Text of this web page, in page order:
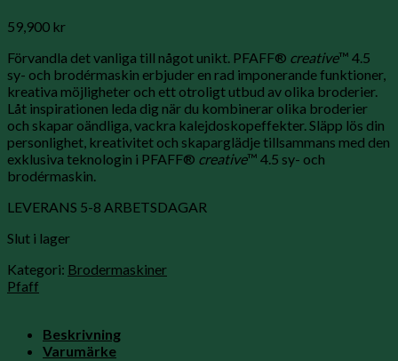
59,900 kr
Förvandla det vanliga till något unikt. PFAFF® creative™ 4.5
sy- och brodérmaskin erbjuder en rad imponerande funktioner,
kreativa möjligheter och ett otroligt utbud av olika broderier.
Låt inspirationen leda dig när du kombinerar olika broderier
och skapar oändliga, vackra kalejdoskopeffekter. Släpp lös din
personlighet, kreativitet och skaparglädje tillsammans med den
exklusiva teknologin i PFAFF® creative™ 4.5 sy- och
brodérmaskin.
LEVERANS 5-8 ARBETSDAGAR
Slut i lager
Kategori: Brodermaskiner
Pfaff
Beskrivning
Varumärke